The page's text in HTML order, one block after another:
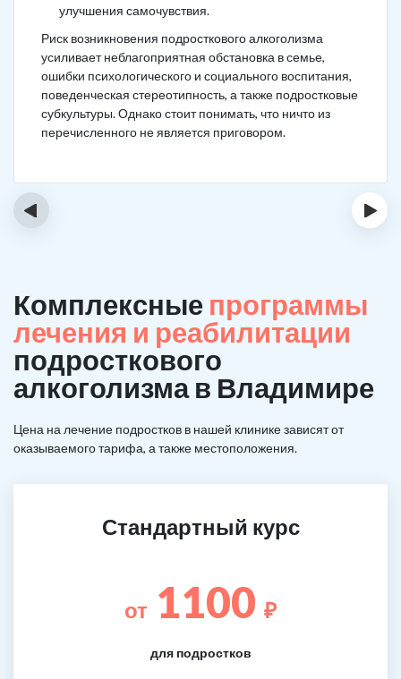
улучшения самочувствия.
Риск возникновения подросткового алкоголизма
усиливает неблагоприятная обстановка в семье,
ошибки психологического и социального воспитания,
поведенческая стереотипность, а также подростковые
субкультуры. Однако стоит понимать, что ничто из
перечисленного не является приговором.
‹ ›
Комплексные программы
лечения и реабилитации
подросткового
алкоголизма в Владимире
Цена на лечение подростков в нашей клинике зависят от
оказываемого тарифа, а также местоположения.
Стандартный курс
от 1100 ₽
для подростков